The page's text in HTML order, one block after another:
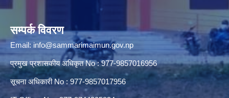
सम्पर्क विवरण
Email: info@sammarimaimun.gov.np
प्रमुख प्रशासकीय अधिकृत No : 977-9857016956
सूचना अधिकारी No : 977-9857017956